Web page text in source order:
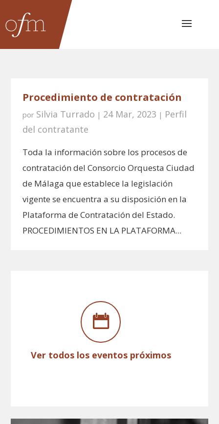
Procedimiento de contratación
por Silvia Turrado | 24 Mar, 2023 | Perfil
del contratante
Toda la información sobre los procesos de
contratación del Consorcio Orquesta Ciudad
de Málaga que establece la legislación
vigente se encuentra a su disposición en la
Plataforma de Contratación del Estado.
PROCEDIMIENTOS EN LA PLATAFORMA...
Ver todos los eventos próximos